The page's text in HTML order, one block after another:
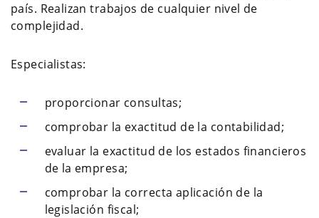
país. Realizan trabajos de cualquier nivel de
complejidad.
Especialistas:
proporcionar consultas;
comprobar la exactitud de la contabilidad;
evaluar la exactitud de los estados financieros
de la empresa;
comprobar la correcta aplicación de la
legislación fiscal;